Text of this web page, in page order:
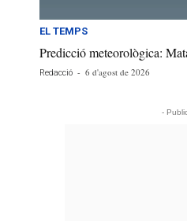
EL TEMPS
Predicció meteorològica:
Redacció - 6 d'agost de 2026
-